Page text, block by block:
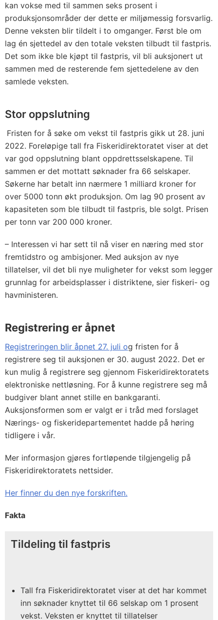
kan vokse med til sammen seks prosent i
produksjonsområder der dette er miljømessig forsvarlig.
Denne veksten blir tildelt i to omganger. Først ble om
lag én sjettedel av den totale veksten tilbudt til fastpris.
Det som ikke ble kjøpt til fastpris, vil bli auksjonert ut
sammen med de resterende fem sjettedelene av den
samlede veksten.
Stor oppslutning
Fristen for å søke om vekst til fastpris gikk ut 28. juni
2022. Foreløpige tall fra Fiskeridirektoratet viser at det
var god oppslutning blant oppdrettsselskapene. Til
sammen er det mottatt søknader fra 66 selskaper.
Søkerne har betalt inn nærmere 1 milliard kroner for
over 5000 tonn økt produksjon. Om lag 90 prosent av
kapasiteten som ble tilbudt til fastpris, ble solgt. Prisen
per tonn var 200 000 kroner.
– Interessen vi har sett til nå viser en næring med stor
fremtidstro og ambisjoner. Med auksjon av nye
tillatelser, vil det bli nye muligheter for vekst som legger
grunnlag for arbeidsplasser i distriktene, sier fiskeri- og
havministeren.
Registrering er åpnet
Registreringen blir åpnet 27. juli og fristen for å
registrere seg til auksjonen er 30. august 2022. Det er
kun mulig å registrere seg gjennom Fiskeridirektoratets
elektroniske nettløsning. For å kunne registrere seg må
budgiver blant annet stille en bankgaranti.
Auksjonsformen som er valgt er i tråd med forslaget
Nærings- og fiskeridepartementet hadde på høring
tidligere i vår.
Mer informasjon gjøres fortløpende tilgjengelig på
Fiskeridirektoratets nettsider.
Her finner du den nye forskriften.
Fakta
Tildeling til fastpris
Tall fra Fiskeridirektoratet viser at det har kommet
inn søknader knyttet til 66 selskap om 1 prosent
vekst. Veksten er knyttet til tillatelser